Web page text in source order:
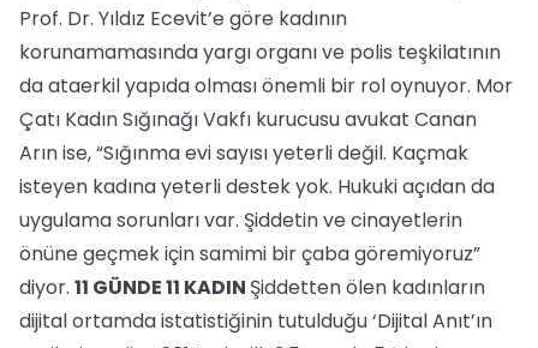
Prof. Dr. Yıldız Ecevit’e göre kadının
korunamamasında yargı organı ve polis teşkilatının
da ataerkil yapıda olması önemli bir rol oynuyor. Mor
Çatı Kadın Sığınağı Vakfı kurucusu avukat Canan
Arın ise, “Sığınma evi sayısı yeterli değil. Kaçmak
isteyen kadına yeterli destek yok. Hukuki açıdan da
uygulama sorunları var. Şiddetin ve cinayetlerin
önüne geçmek için samimi bir çaba göremiyoruz”
diyor. 11 GÜNDE 11 KADIN Şiddetten ölen kadınların
dijital ortamda istatistiğinin tutulduğu ‘Dijital Anıt’ın